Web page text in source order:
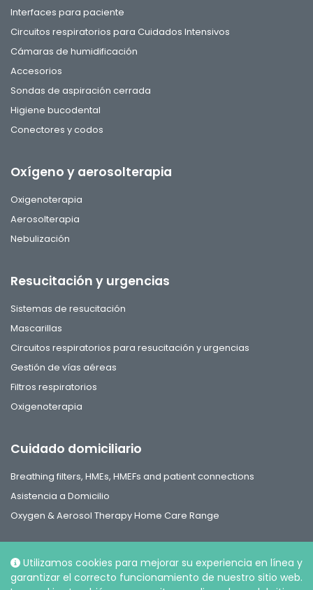
Utilizamos cookies para mejorar su experiencia en línea y
garantizar el correcto funcionamiento de nuestro sitio web.
Interfaces para paciente
Circuitos respiratorios para Cuidados Intensivos
Cámaras de humidificación
Accesorios
Sondas de aspiración cerrada
Higiene bucodental
Conectores y codos
Oxígeno y aerosolterapia
Oxigenoterapia
Aerosolterapia
Nebulización
Resucitación y urgencias
Sistemas de resucitación
Mascarillas
Circuitos respiratorios para resucitación y urgencias
Gestión de vías aéreas
Filtros respiratorios
Oxigenoterapia
Cuidado domiciliario
Breathing filters, HMEs, HMEFs and patient connections
Asistencia a Domicilio
Oxygen & Aerosol Therapy Home Care Range